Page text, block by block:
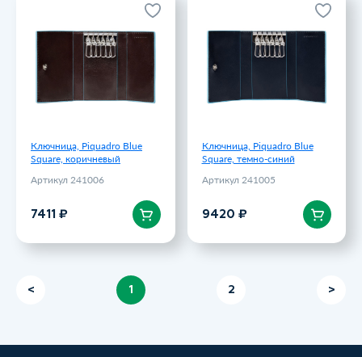
Ключница, Piquadro Blue
Square, коричневый
Артикул 241006
7411 ₽
Ключница, Piquadro Blue
Square, коричневый
Артикул 241006
В корзину
Ключница, Piquadro Blue
Square, темно-синий
Артикул 241005
9420 ₽
Ключница, Piquadro Blue
Square, темно-синий
Артикул 241005
В корзину
< 1 2 >